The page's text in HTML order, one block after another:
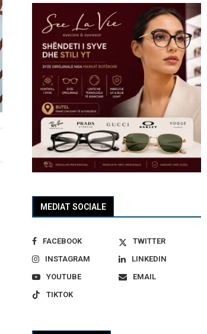
MEDIAT SOCIALE
FACEBOOK
TWITTER
INSTAGRAM
LINKEDIN
YOUTUBE
EMAIL
TIKTOK